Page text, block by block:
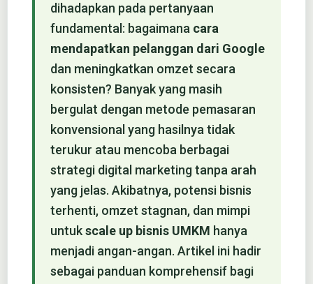
dihadapkan pada pertanyaan
fundamental: bagaimana cara
mendapatkan pelanggan dari Google
dan meningkatkan omzet secara
konsisten? Banyak yang masih
bergulat dengan metode pemasaran
konvensional yang hasilnya tidak
terukur atau mencoba berbagai
strategi digital marketing tanpa arah
yang jelas. Akibatnya, potensi bisnis
terhenti, omzet stagnan, dan mimpi
untukscale up bisnis UMKM hanya
menjadi angan-angan. Artikel ini hadir
sebagai panduan komprehensif bagi